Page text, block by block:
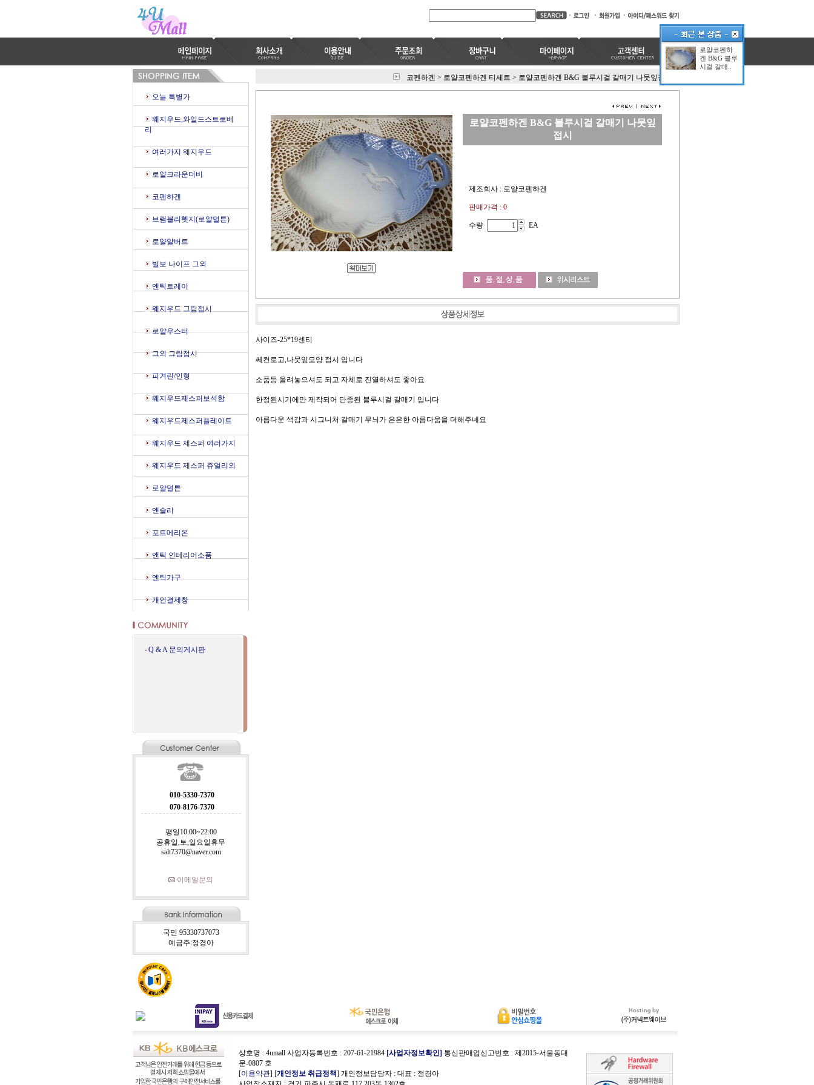
오늘 특별가
웨지우드,와일드스트로베
리
여러가지 웨지우드
로얄크라운더비
코펜하겐
브램블리헷지(로얄덜튼)
로얄알버트
빌보 나이프 그외
앤틱트레이
웨지우드 그림접시
로얄우스터
그외 그림접시
피겨린/인형
웨지우드제스퍼보석함
웨지우드제스퍼플레이트
웨지우드 제스퍼 여러가지
웨지우드 제스퍼 쥬얼리외
로얄덜튼
앤슬리
포트메리온
앤틱 인테리어소품
엔틱가구
개인결제창
Q & A 문의게시판
010-5330-7370
070-8176-7370
평일10:00~22:00
공휴일,토,일요일휴무
salt7370@naver.com
이메일문의
국민 95330737073
예금주:정경아
코펜하겐 > 로얄코펜하겐 티세트 > 로얄코펜하겐 B&G 블루시걸 갈매기 나뭇잎접시
로얄코펜하겐 B&G 블루시걸 갈매기 나뭇잎
접시
제조회사 : 로얄코펜하겐
판매가격 : 0
수량 EA
사이즈-25*19센티
쎄컨로고,나뭇잎모양 접시 입니다
소품등 올려놓으셔도 되고 자체로 진열하셔도 좋아요
한정된시기에만 제작되어 단종된 블루시걸 갈매기 입니다
아름다운 색감과 시그니처 갈매기 무늬가 은은한 아름다움을 더해주네요
상호명 : 4umall 사업자등록번호 : 207-61-21984 [사업자정보확인] 통신판매업신고번호 : 제2015-서울동대
문-0807 호
[이용약관] [개인정보 취급정책] 개인정보담당자 : 대표 : 정경아
로얄코펜하
겐 B&G 블루
시걸 갈매..